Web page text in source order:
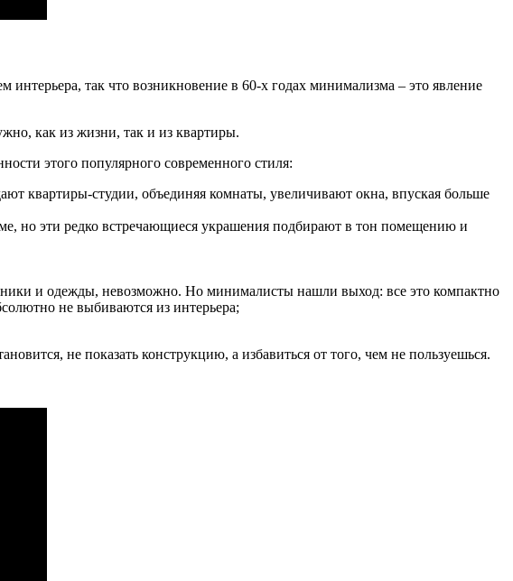
так что возникновение в 60-х годах минимализма – это явление
как из жизни, так и из квартиры.
этого популярного современного стиля:
квартиры-студии, объединяя комнаты, увеличивают окна, впуская больше
но эти редко встречающиеся украшения подбирают в тон помещению и
и одежды, невозможно. Но минималисты нашли выход: все это компактно
не выбиваются из интерьера;
не показать конструкцию, а избавиться от того, чем не пользуешься.